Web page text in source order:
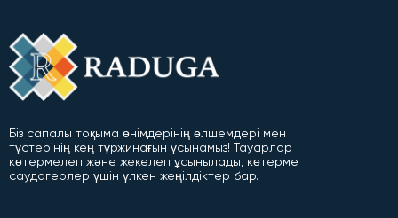
Біз сапалы тоқыма өнімдерінің өлшемдері мен
түстерінің кең түржинағын ұсынамыз! Тауарлар
көтермелеп және жекелеп ұсынылады, көтерме
саудагерлер үшін үлкен жеңілдіктер бар.